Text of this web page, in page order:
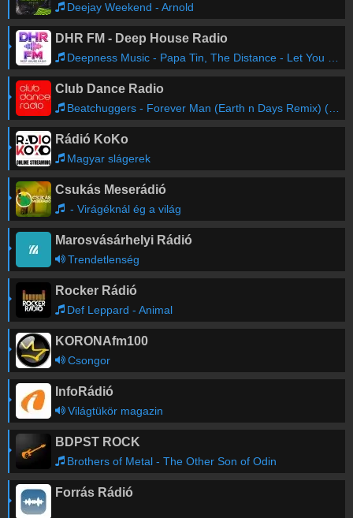
Deejay Weekend - Arnold
DHR FM - Deep House Radio
Deepness Music - Papa Tin, The Distance - Let You Go (Extended Mix)
Club Dance Radio
Beatchuggers - Forever Man (Earth n Days Remix) (Radio Edit)
Rádió KoKo
Magyar slágerek
Csukás Meserádió
- Virágéknál ég a világ
Marosvásárhelyi Rádió
Trendetlenség
Rocker Rádió
Def Leppard - Animal
KORONAfm100
Csongor
InfoRádió
Világtükör magazin
BDPST ROCK
Brothers of Metal - The Other Son of Odin
Forrás Rádió